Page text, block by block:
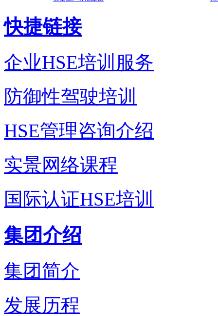
快捷链接
企业HSE培训服务
防御性驾驶培训
HSE管理咨询介绍
实景网络课程
国际认证HSE培训
集团介绍
集团简介
发展历程